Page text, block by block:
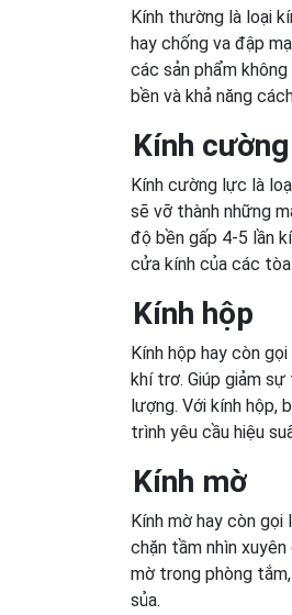
Kính thường là loại
hay chống va đập
các sản phẩm
bền và khả năng
Kính
Kính cường lực là
sẽ vỡ thành những
độ bền gấp 4-5 lần
cửa kính của các
Kính hộp
Kính hộp hay còn
khí trơ. Giúp giảm
lượng. Với kính
trình yêu cầu hiệu
Kính mờ
Kính mờ hay còn
chặn tầm nhìn
mờ trong phòng
sủa.